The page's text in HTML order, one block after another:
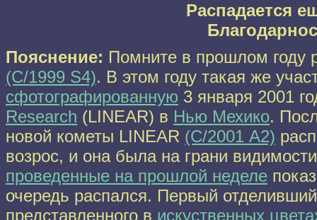
Распадается
Пояснение: Помните в прошлом году
(C/1999 S4). В этом году такая же
сфотографированную 3 января 2001
Research (LINEAR) в Нью Мехико.
новой кометы LINEAR (C/2001 A2)
возрос, и она была на грани
проведенные на прошлой неделе
очередь распался. Первый
представленного в искуственных